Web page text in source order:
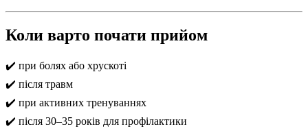
Коли варто почати прийом
✔️ при болях або хрускоті
✔️ після травм
✔️ при активних тренуваннях
✔️ після 30–35 років для профілактики